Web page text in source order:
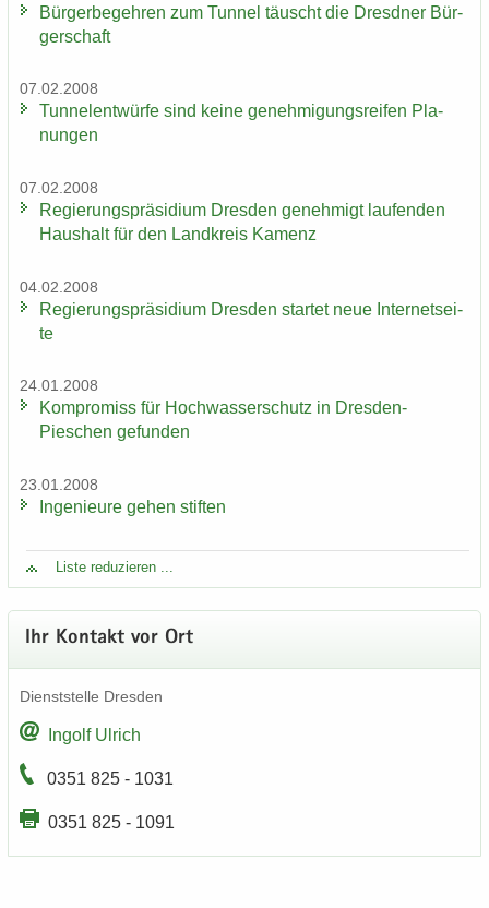
Bür­ger­be­geh­ren zum Tun­nel täuscht die Dresd­ner Bür­
ger­schaft
07.02.2008
Tun­nel­ent­wür­fe sind keine ge­neh­mi­gungs­rei­fen Pla­
nun­gen
07.02.2008
Re­gie­rungs­prä­si­di­um Dres­den ge­neh­migt lau­fen­den
Haus­halt für den Land­kreis Ka­menz
04.02.2008
Re­gie­rungs­prä­si­di­um Dres­den star­tet neue In­ter­net­sei­
te
24.01.2008
Kom­pro­miss für Hoch­was­ser­schutz in Dresden-​
Pieschen ge­fun­den
23.01.2008
In­ge­nieu­re gehen stif­ten
Liste re­du­zie­ren ...
Ihr Kon­takt vor Ort
Dienst­stel­le Dres­den
In­golf Ul­rich
0351 825 - 1031
0351 825 - 1091